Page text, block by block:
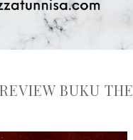
BUKU THE